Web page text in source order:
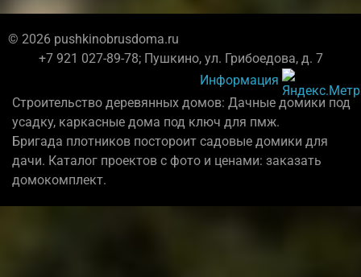
© 2026 pushkinobrusdoma.ru
+7 921 027-89-78; Пушкино, ул. Грибоедова, д. 7
Информация
Строительство деревянных домов: Дачные домики под
усадку, каркасные дома под ключ для пмж.
Бригада плотников постороит садовые домики для
дачи. Каталог проектов с фото и ценами: заказать
домокомплект.